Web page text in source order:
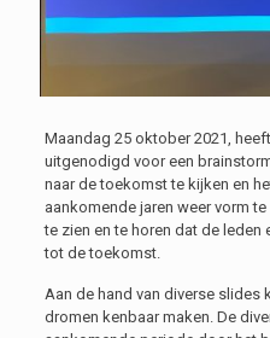
Maandag 25 oktober 2021,
uitgenodigd voor een
naar de toekomst te kijken en
aankomende jaren weer vorm
te zien en te horen dat de
tot de toekomst.
Aan de hand van diverse slides
dromen kenbaar maken. De